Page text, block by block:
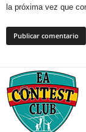
la próxima vez que